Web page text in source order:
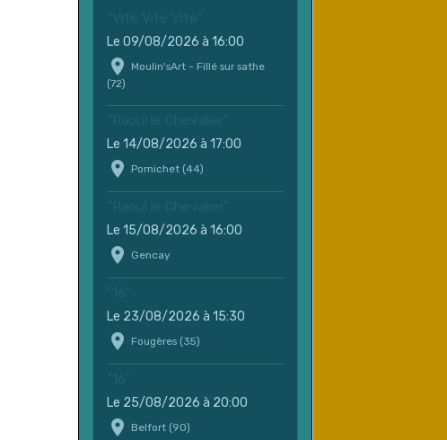
"Vite Vite Vite"
Le 09/08/2026 à 16:00
Moulin'sArt - Fillé sur sathe
(72)
"Raoul le Chevalier"
Le 14/08/2026 à 17:00
Pornichet (44)
"Raoul le Chevalier"
Le 15/08/2026 à 16:00
Gencay
"16"
Le 23/08/2026 à 15:30
Fougères (35)
"16"
Le 25/08/2026 à 20:00
Belfort (90)